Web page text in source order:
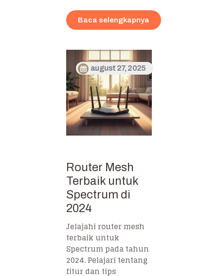
Baca selengkapnya
august 27, 2025
Router Mesh
Terbaik untuk
Spectrum di
2024
Jelajahi router mesh
terbaik untuk
Spectrum pada tahun
2024. Pelajari tentang
fitur dan tips